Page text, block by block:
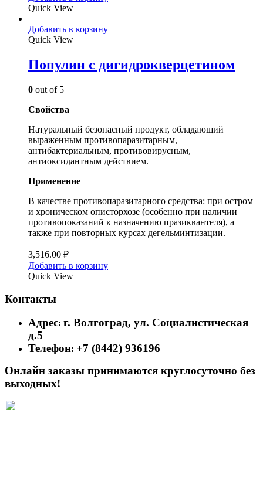
Quick View
Добавить в корзину
Quick View
Популин с дигидрокверцетином
0 out of 5
Свойства
Натуральный безопасный продукт, обладающий
выраженным противопаразитарным,
антибактериальным, противовирусным,
антиоксидантным действием.
Применение
В качестве противопаразитарного средства: при остром
и хроническом описторхозе (особенно при наличии
противопоказаний к назначению празиквантеля), а
также при повторных курсах дегельминтизации.
3,516.00 ₽
Добавить в корзину
Quick View
Контакты
Адрес: г. Волгоград, ул. Социалистическая
д.5
Телефон: +7 (8442) 936196
Онлайн заказы принимаются круглосуточно без
выходных!